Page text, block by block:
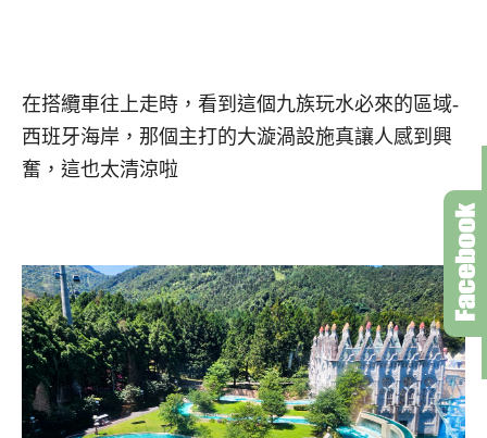
在搭纜車往上走時，看到這個九族玩水必來的區域-
西班牙海岸，那個主打的大漩渦設施真讓人感到興
奮，這也太清涼啦